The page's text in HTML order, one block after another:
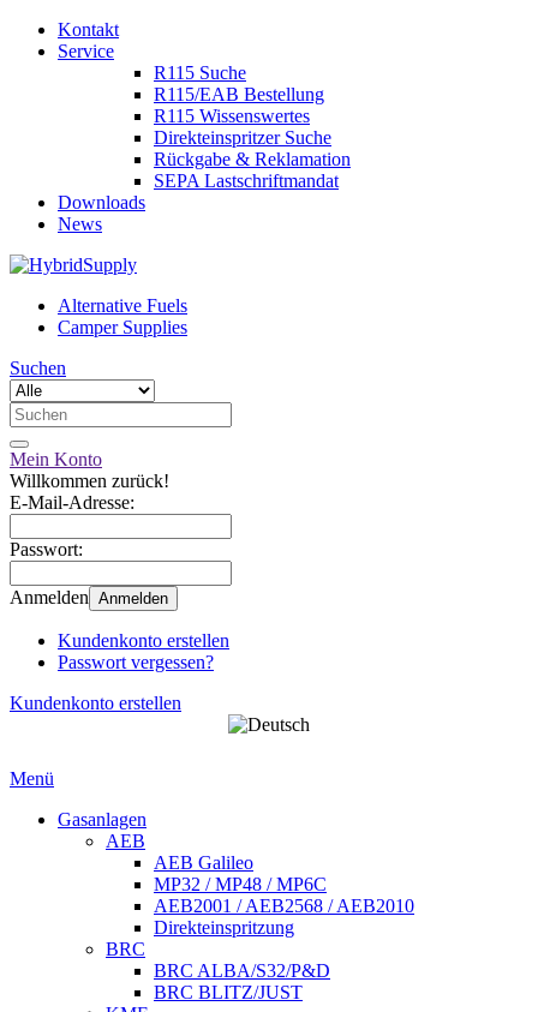
Kontakt
Service
R115 Suche
R115/EAB Bestellung
R115 Wissenswertes
Direkteinspritzer Suche
Rückgabe & Reklamation
SEPA Lastschriftmandat
Downloads
News
Alternative Fuels
Camper Supplies
Suchen
Mein Konto
Willkommen zurück!
E-Mail-Adresse:
Passwort:
Anmelden Anmelden
Kundenkonto erstellen
Passwort vergessen?
Kundenkonto erstellen
Menü
Gasanlagen
AEB
AEB Galileo
MP32 / MP48 / MP6C
AEB2001 / AEB2568 / AEB2010
Direkteinspritzung
BRC
BRC ALBA/S32/P&D
BRC BLITZ/JUST